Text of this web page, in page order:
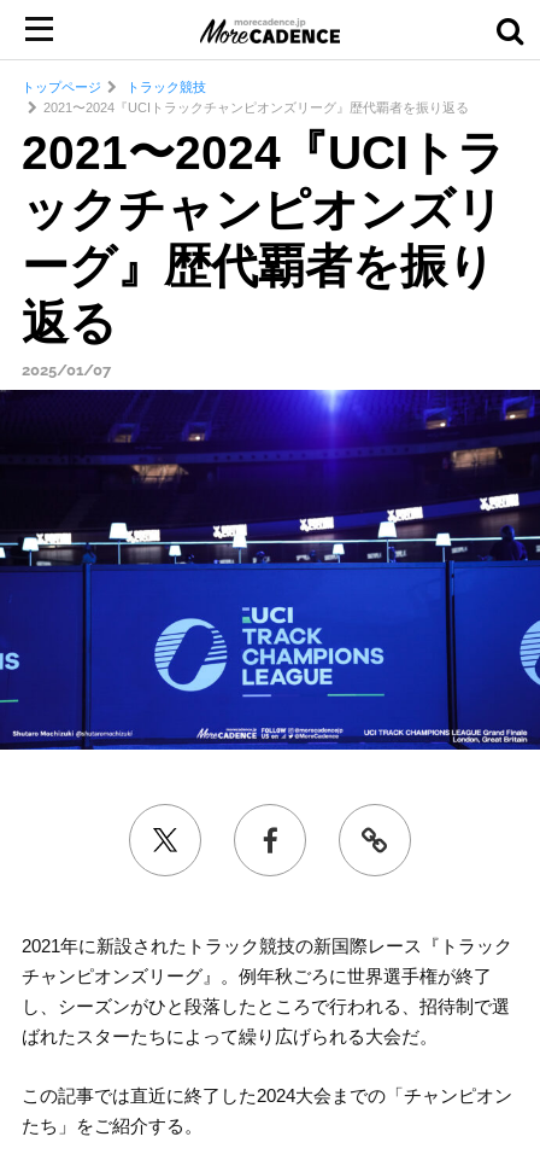
トップページ
トラック競技
2021〜2024『UCIトラックチャンピオンズリーグ』歴代覇者を振り返る
2021〜2024『UCIトラ
ックチャンピオンズリ
ーグ』歴代覇者を振り
返る
2025/01/07
2021年に新設されたトラック競技の新国際レース『トラック
チャンピオンズリーグ』。例年秋ごろに世界選手権が終了
し、シーズンがひと段落したところで行われる、招待制で選
ばれたスターたちによって繰り広げられる大会だ。
この記事では直近に終了した2024大会までの「チャンピオン
たち」をご紹介する。